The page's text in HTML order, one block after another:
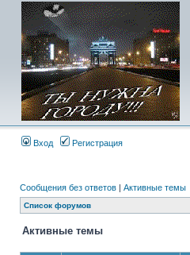
Вход Регистрация
Сообщения без ответов | Активные темы
Список форумов
Активные темы